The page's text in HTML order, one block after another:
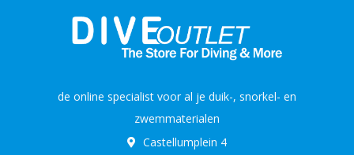
de online specialist voor al je duik-, snorkel- en
zwemmaterialen
Castellumplein 4